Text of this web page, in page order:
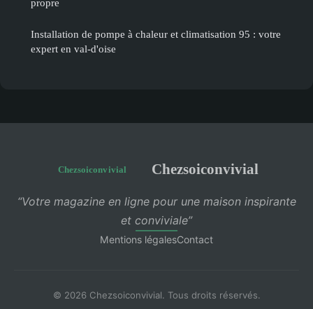
Installation de pompe à chaleur et climatisation 95 : votre
expert en val-d'oise
Chezsoiconvivial
“Votre magazine en ligne pour une maison inspirante
et conviviale”
Mentions légalesContact
© 2026 Chezsoiconvivial. Tous droits réservés.